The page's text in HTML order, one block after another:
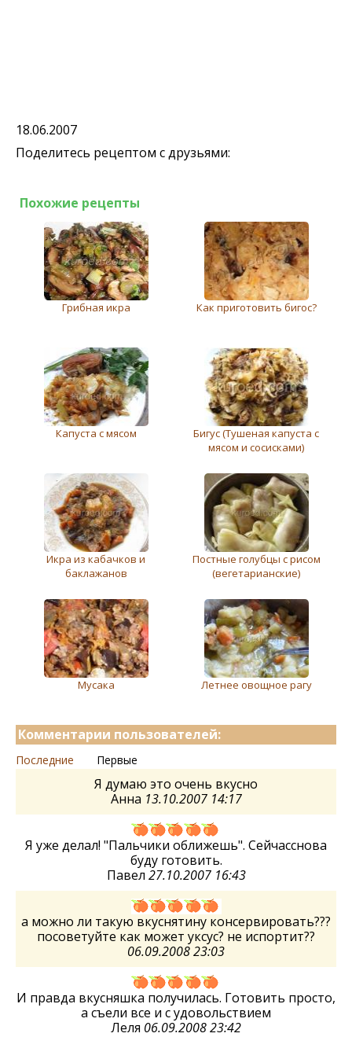
18.06.2007
Поделитесь рецептом с друзьями:
Похожие рецепты
Грибная икра Как приготовить бигос?
Капуста с мясом
Бигус (Тушеная капуста с
мясом и сосисками)
Икра из кабачков и
баклажанов
Постные голубцы с рисом
(вегетарианские)
Мусака Летнее овощное рагу
Комментарии пользователей:
Последние Первые
Я думаю это очень вкусно
Анна 13.10.2007 14:17
Я уже делал! "Пальчики оближешь". Сейчасснова
буду готовить.
Павел 27.10.2007 16:43
а можно ли такую вкуснятину консервировать???
посоветуйте как может уксус? не испортит??
06.09.2008 23:03
И правда вкусняшка получилась. Готовить просто,
а съели все и с удовольствием
Леля 06.09.2008 23:42